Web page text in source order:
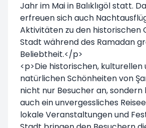
Jahr im Mai in Balıklıgöl statt.
erfreuen sich auch
Aktivitäten zu den historischen
Stadt während des Ramadan
Beliebtheit.</p>
<p>Die historischen, kulturellen
natürlichen Schönheiten von
nicht nur Besucher an,
auch ein unvergessliches
lokale Veranstaltungen und